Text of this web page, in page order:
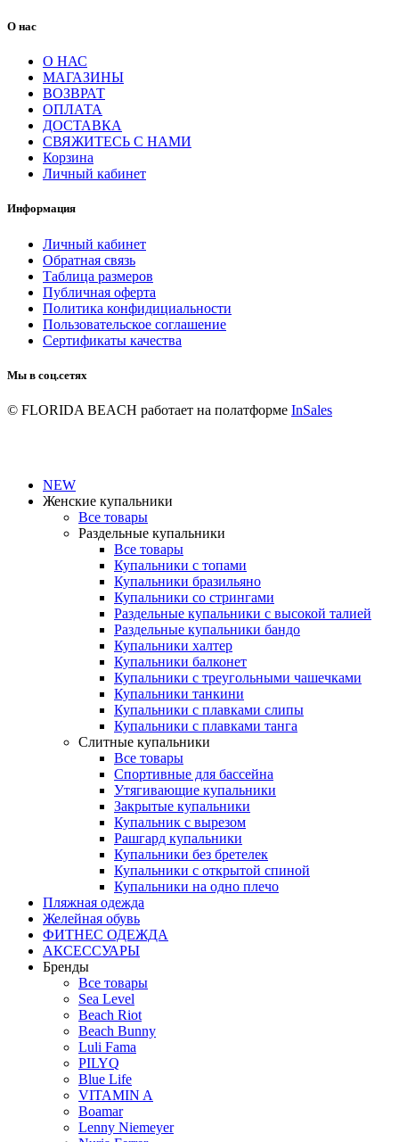
О нас
О НАС
МАГАЗИНЫ
ВОЗВРАТ
ОПЛАТА
ДОСТАВКА
СВЯЖИТЕСЬ С НАМИ
Корзина
Личный кабинет
Информация
Личный кабинет
Обратная связь
Таблица размеров
Публичная оферта
Политика конфидициальности
Пользовательское соглашение
Сертификаты качества
Мы в соц.сетях
© FLORIDA BEACH работает на полатформе InSales
NEW
Женские купальники
Все товары
Раздельные купальники
Все товары
Купальники с топами
Купальники бразильяно
Купальники со стрингами
Раздельные купальники с высокой талией
Раздельные купальники бандо
Купальники халтер
Купальники балконет
Купальники с треугольными чашечками
Купальники танкини
Купальники с плавками слипы
Купальники с плавками танга
Слитные купальники
Все товары
Спортивные для бассейна
Утягивающие купальники
Закрытые купальники
Купальник с вырезом
Рашгард купальники
Купальники без бретелек
Купальники с открытой спиной
Купальники на одно плечо
Пляжная одежда
Желейная обувь
ФИТНЕС ОДЕЖДА
АКСЕССУАРЫ
Бренды
Все товары
Sea Level
Beach Riot
Beach Bunny
Luli Fama
PILYQ
Blue Life
VITAMIN A
Boamar
Lenny Niemeyer